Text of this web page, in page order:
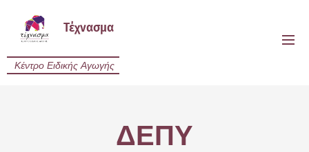
Τέχνασμα
Κέντρο Ειδικής Αγωγής
ΔΕΠΥ